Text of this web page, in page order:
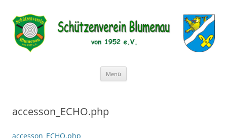
Schützenverein Blumenau von
1952 e.V.
Menü
accesson_ECHO.php
accesson_ECHO.php